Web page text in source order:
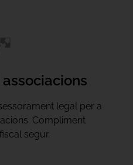
legal per a
Compliment
segur.